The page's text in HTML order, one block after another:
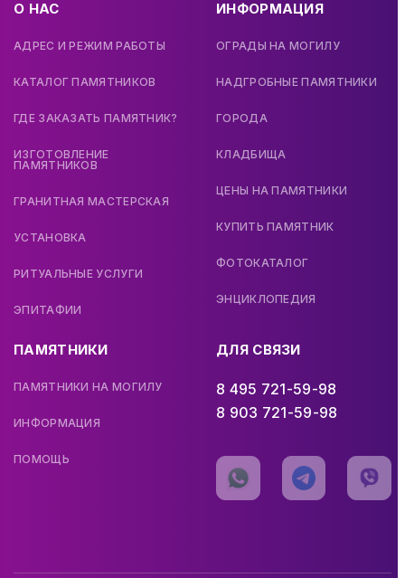
О НАС
АДРЕС И РЕЖИМ РАБОТЫ
КАТАЛОГ ПАМЯТНИКОВ
ГДЕ ЗАКАЗАТЬ ПАМЯТНИК?
ИЗГОТОВЛЕНИЕ
ПАМЯТНИКОВ
ГРАНИТНАЯ МАСТЕРСКАЯ
УСТАНОВКА
РИТУАЛЬНЫЕ УСЛУГИ
ЭПИТАФИИ
ИНФОРМАЦИЯ
ОГРАДЫ НА МОГИЛУ
НАДГРОБНЫЕ ПАМЯТНИКИ
ГОРОДА
КЛАДБИЩА
ЦЕНЫ НА ПАМЯТНИКИ
КУПИТЬ ПАМЯТНИК
ФОТОКАТАЛОГ
ЭНЦИКЛОПЕДИЯ
ПАМЯТНИКИ
ПАМЯТНИКИ НА МОГИЛУ
ИНФОРМАЦИЯ
ПОМОЩЬ
ДЛЯ СВЯЗИ
8 495 721-59-98
8 903 721-59-98